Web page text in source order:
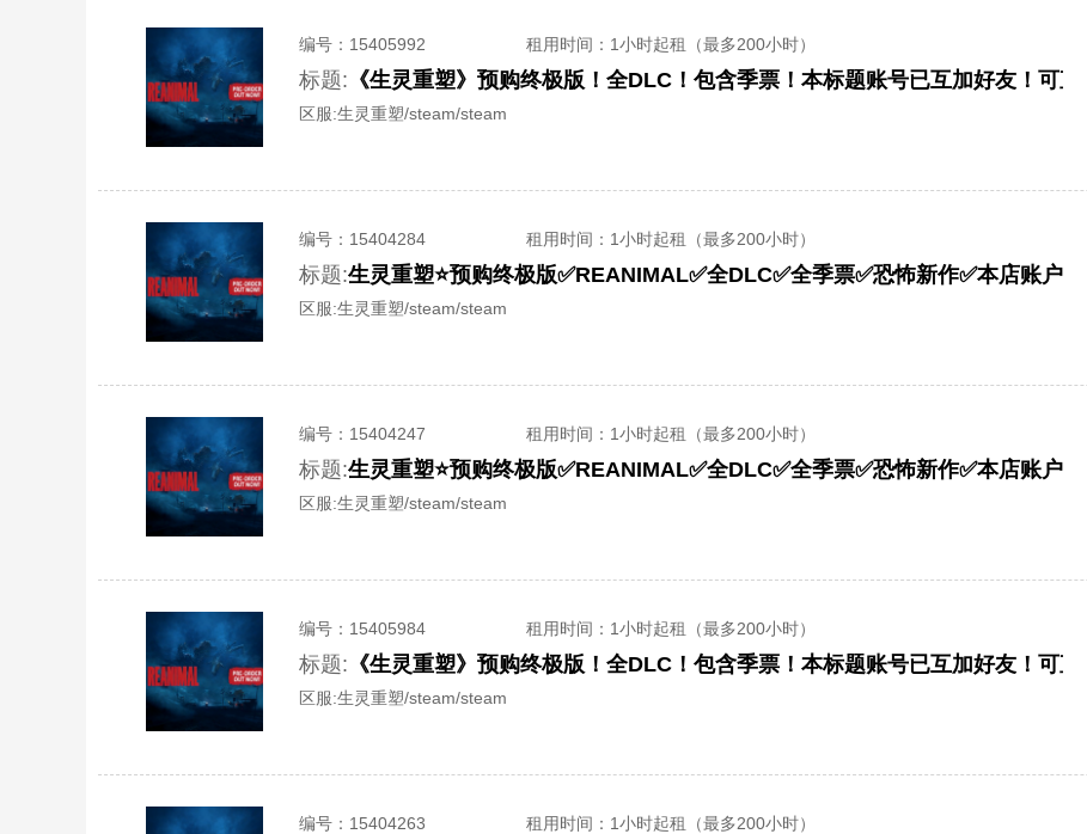
编号： 15405992 租用时间 ：1小时起租（最多200小时）
标题:
区服:生灵重塑/steam/steam
编号： 15404284 租用时间 ：1小时起租（最多200小时）
标题:生灵重塑⭐️预购终极版✅REANIMAL✅全DLC✅全季票✅恐怖新作✅本店账户已
区服:生灵重塑/steam/steam
编号： 15404247 租用时间 ：1小时起租（最多200小时）
标题:生灵重塑⭐️预购终极版✅REANIMAL✅全DLC✅全季票✅恐怖新作✅本店账户已
区服:生灵重塑/steam/steam
编号： 15405984 租用时间 ：1小时起租（最多200小时）
标题:
区服:生灵重塑/steam/steam
编号： 15404263 租用时间 ：1小时起租（最多200小时）